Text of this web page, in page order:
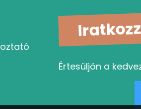
Értesüljön a